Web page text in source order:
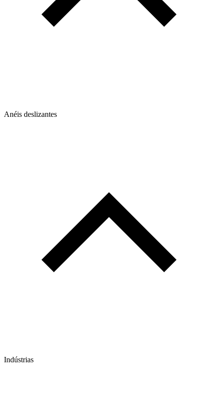
Anéis deslizantes
Indústrias